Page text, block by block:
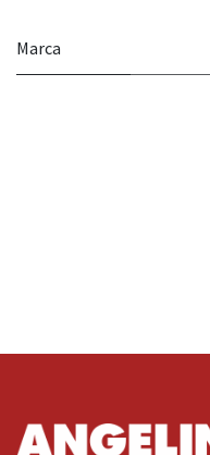
Marca